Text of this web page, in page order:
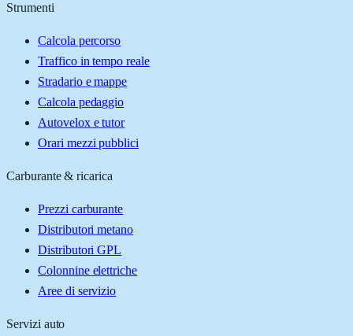
Strumenti
Calcola percorso
Traffico in tempo reale
Stradario e mappe
Calcola pedaggio
Autovelox e tutor
Orari mezzi pubblici
Carburante & ricarica
Prezzi carburante
Distributori metano
Distributori GPL
Colonnine elettriche
Aree di servizio
Servizi auto